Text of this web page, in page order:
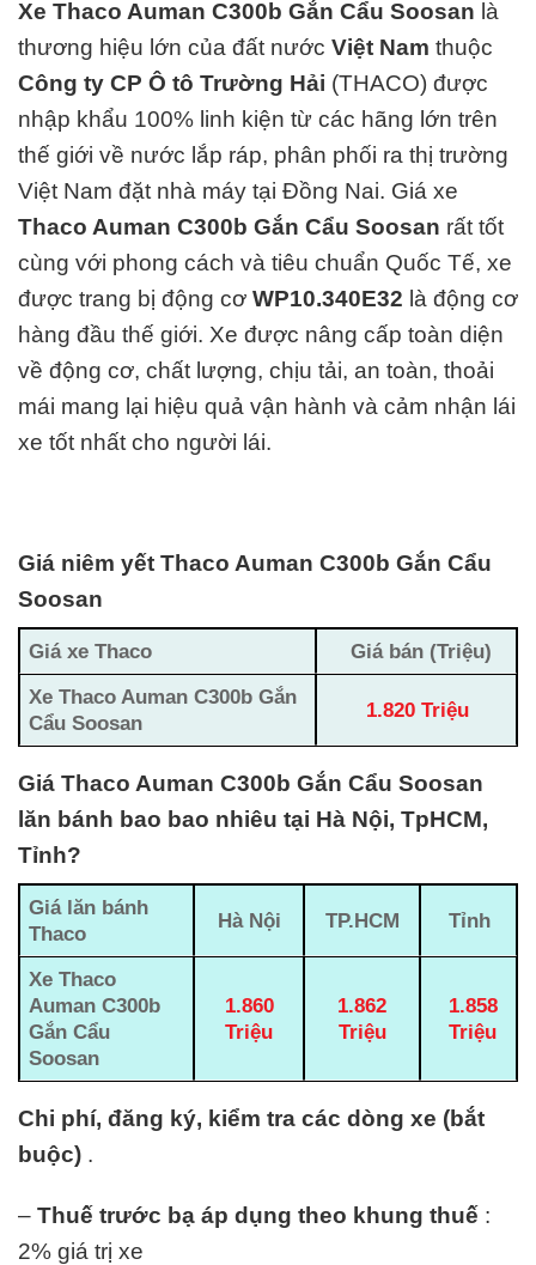
Xe Thaco Auman C300b Gắn Cẩu Soosan là
thương hiệu lớn của đất nước Việt Nam thuộc
Công ty CP Ô tô Trường Hải (THACO) được
nhập khẩu 100% linh kiện từ các hãng lớn trên
thế giới về nước lắp ráp, phân phối ra thị trường
Việt Nam đặt nhà máy tại Đồng Nai. Giá xe
Thaco Auman C300b Gắn Cẩu Soosan rất tốt
cùng với phong cách và tiêu chuẩn Quốc Tế, xe
được trang bị động cơ WP10.340E32 là động cơ
hàng đầu thế giới. Xe được nâng cấp toàn diện
về động cơ, chất lượng, chịu tải, an toàn, thoải
mái mang lại hiệu quả vận hành và cảm nhận lái
xe tốt nhất cho người lái.
Giá niêm yết Thaco Auman C300b Gắn Cẩu
Soosan
Giá xe Thaco
Giá bán (Triệu)
Xe Thaco Auman C300b Gắn
Cẩu Soosan
1.820 Triệu
Giá Thaco Auman C300b Gắn Cẩu Soosan
lăn bánh bao bao nhiêu tại Hà Nội, TpHCM,
Tỉnh?
Giá lăn bánh
Thaco
Hà Nội TP.HCM Tỉnh
Xe Thaco
Auman C300b
Gắn Cẩu
Soosan
1.860
Triệu
1.862
Triệu
1.858
Triệu
Chi phí, đăng ký, kiểm tra các dòng xe (bắt
buộc) .
– Thuế trước bạ áp dụng theo khung thuế :
2% giá trị xe